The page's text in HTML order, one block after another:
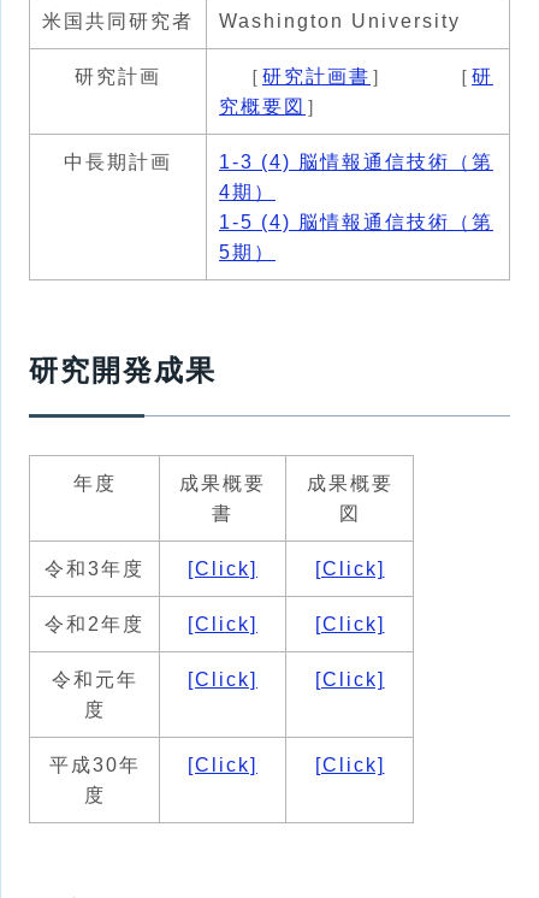
米国共同研究者 Washington University
研究計画 ［ 研究計画書 ］ ［ 研
究概要図 ］
中長期計画
1-3 (4) 脳情報通信技術（第
4期）
1-5 (4) 脳情報通信技術（第
5期）
研究開発成果
年度
成果概要
書
成果概要
図
令和3年度 [Click] [Click]
令和2年度 [Click] [Click]
令和元年
度
[Click] [Click]
平成30年
度
[Click] [Click]